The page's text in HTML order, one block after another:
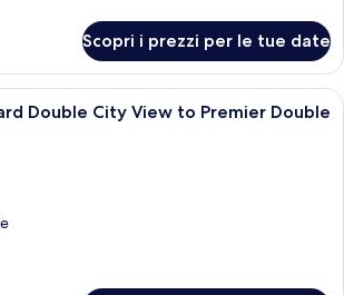
Scopri i prezzi per le tue date
Un moderno grattacielo in vetro con
Double City View to Premier Double